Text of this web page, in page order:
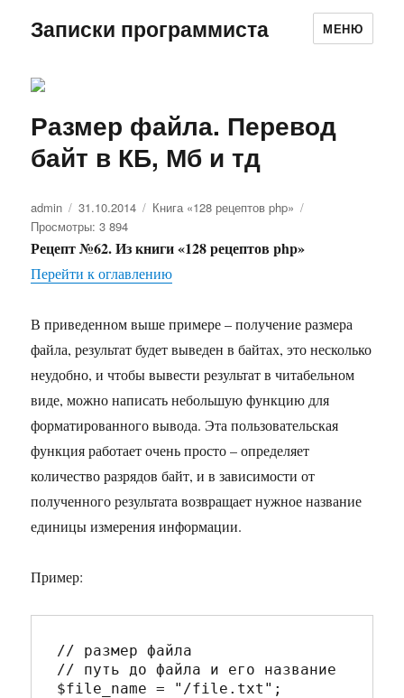
Записки программиста МЕНЮ
Размер файла. Перевод
байт в КБ, Мб и тд
Автор
admin Опубликовано
31.10.2014 Рубрики
Книга «128 рецептов php»
Просмотры: 3 894
Рецепт №62. Из книги «128 рецептов php»
Перейти к оглавлению
В приведенном выше примере – получение размера
файла, результат будет выведен в байтах, это несколько
неудобно, и чтобы вывести результат в читабельном
виде, можно написать небольшую функцию для
форматированного вывода. Эта пользовательская
функция работает очень просто – определяет
количество разрядов байт, и в зависимости от
полученного результата возвращает нужное название
единицы измерения информации.
Пример:
// размер файла
// путь до файла и его название
$file_name = "/file.txt";